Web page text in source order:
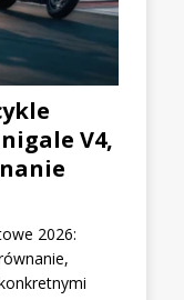
V4,
2026: